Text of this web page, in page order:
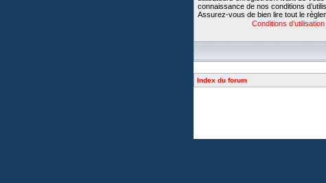
connaissance de nos conditions
Assurez-vous de bien lire tout le
Conditions d’utilisation
Index du forum